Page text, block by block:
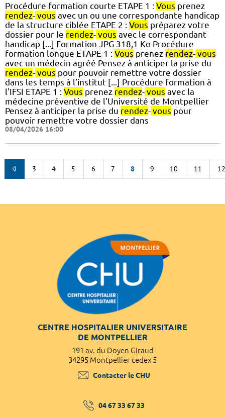
Procédure formation courte ETAPE 1 : Vous prenez
rendez- vous avec un ou une correspondante handicap
de la structure ciblée ETAPE 2 : Vous préparez votre
dossier pour le rendez- vous avec le correspondant
handicap [...] Formation JPG 318,1 Ko Procédure
formation longue ETAPE 1 : Vous prenez rendez- vous
avec un médecin agréé Pensez à anticiper la prise du
rendez- vous pour pouvoir remettre votre dossier
dans les temps à l’institut [...] Procédure formation à
l'IFSI ETAPE 1 : Vous prenez rendez- vous avec la
médecine préventive de l'Université de Montpellier
Pensez à anticiper la prise du rendez- vous pour
pouvoir remettre votre dossier dans
08/04/2026 16:00
3 4 5 6 7 8 9 10 11 12
CENTRE HOSPITALIER UNIVERSITAIRE
DE MONTPELLIER
191 av. du Doyen Giraud
34295 Montpellier cedex 5
Contacter le CHU
04 67 33 67 33